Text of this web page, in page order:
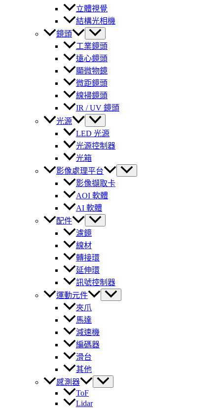
立體視覺
結構光相機
鏡頭
工業鏡頭
遠心鏡頭
顯微物鏡
微距鏡頭
線掃鏡頭
IR / UV 鏡頭
光源
LED 光源
光源控制器
光箱
影像處理平台
影像擷取卡
AOI 軟體
AI 軟體
配件
濾鏡
線材
轉接環
延伸環
訊號控制器
運動元件
夾爪
馬達
減速機
編碼器
滑台
其他
感測器
ToF
Lidar